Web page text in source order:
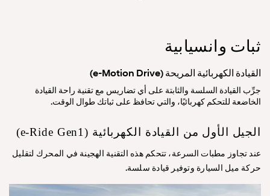
ثبات وانسيابية
القيادة الكهربائية المريحة (e-Motion Drive)
جرِّب القيادة السلسة والثابتة على أي تضاريس مع تقنية راحة القيادة
الخاضعة للتحكم كهربائيًا، والتي تحافظ على ثباتك طوال الوقت.
الجيل الأول من القيادة الكهربائية (e-Ride Gen1)
عند تجاوز مطبات السرعة، تتحكم هذه التقنية الهجينة في المحرك لتقليل
حركة ميل السيارة وتوفير قيادة سلسة.